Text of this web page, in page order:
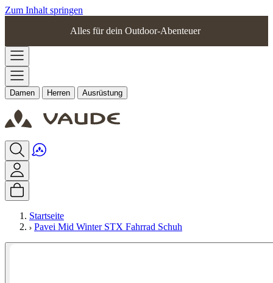
Zum Inhalt springen
Alles für dein Outdoor-Abenteuer
Damen Herren Ausrüstung
Startseite
Pavei Mid Winter STX Fahrrad Schuh